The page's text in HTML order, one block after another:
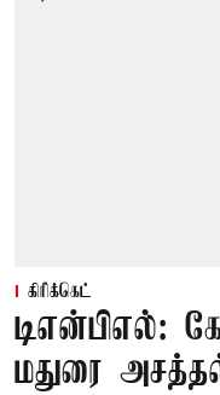
கிரிக்கெட்
டிஎன்பிஎல்:
மதுரை